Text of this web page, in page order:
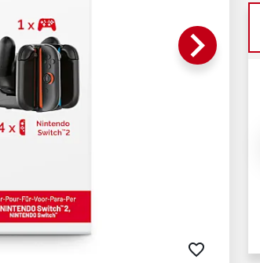
keyboard_arrow_right